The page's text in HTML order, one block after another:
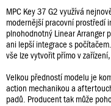
MPC Key 37 G2 využívá
modernější pracovní prostředí
plnohodnotný Linear Arranger
ani lepší integrace s
vše lze vytvořit přímo v
Velkou předností modelu je
action mechanikou a
padů. Producent tak může